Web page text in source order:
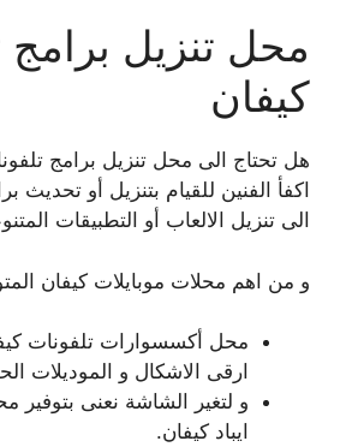
محل تنزيل برامج
كيفان
هل تحتاج الى محل تنزيل برامج
اكفأ الفنين للقيام بتنزيل أو تحديث
الى تنزيل الالعاب أو التطبيقات
و من اهم محلات موبايلات كيفان
محل أكسسوارات تلفونات
ارقى الاشكال و الموديلات
و لتغير الشاشة نعنى بتوفير
ايباد كيفان.